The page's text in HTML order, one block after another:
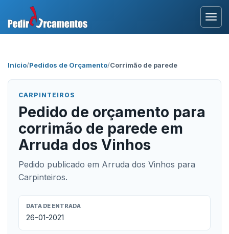
Início/Pedidos de Orçamento/Corrimão de parede
CARPINTEIROS
Pedido de orçamento para
corrimão de parede em
Arruda dos Vinhos
Pedido publicado em Arruda dos Vinhos para
Carpinteiros.
DATA DE ENTRADA
26-01-2021
Área Profissional
Como Funciona?
Testemunhos